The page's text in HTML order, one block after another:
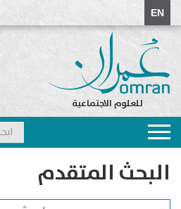
EN
للعلوم الاجتماعية
Toggle
navigation
البحث المتقدم